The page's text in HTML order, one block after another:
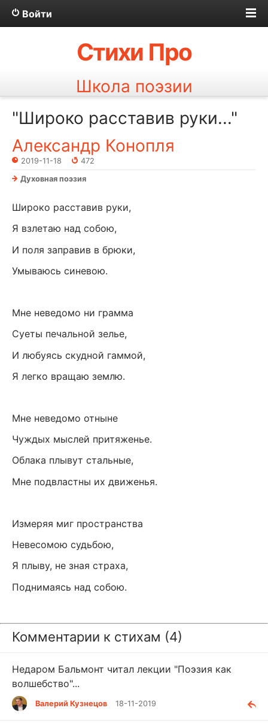
Войти
Стихи Про
Школа поэзии
"Широко расставив руки..."
Александр Конопля
2019-11-18
472
Духовная поэзия
Широко расставив руки,
Я взлетаю над собою,
И поля заправив в брюки,
Умываюсь синевою.
Мне неведомо ни грамма
Суеты печальной зелье,
И любуясь скудной гаммой,
Я легко вращаю землю.
Мне неведомо отныне
Чуждых мыслей притяженье.
Облака плывут стальные,
Мне подвластны их движенья.
Измеряя миг пространства
Невесомою судьбою,
Я плыву, не зная страха,
Поднимаясь над собою.
Комментарии к стихам (4)
Недаром Бальмонт читал лекции "Поэзия как
волшебство"...
Валерий Кузнецов 18-11-2019